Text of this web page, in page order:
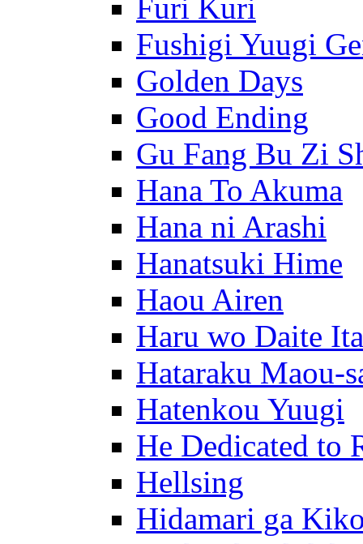
Furi Kuri
Fushigi Yuugi
Golden Days
Good Ending
Gu Fang Bu Zi
Hana To Akuma
Hana ni Arashi
Hanatsuki Hime
Haou Airen
Haru wo Daite Ita
Hataraku Maou-
Hatenkou Yuugi
He Dedicated to
Hellsing
Hidamari ga